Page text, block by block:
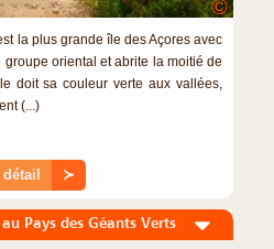
©
la plus grande île des Açores avec
oriental et abrite la moitié de
doit sa couleur verte aux vallées,
(...)
détail ≻
Pays des Géants Verts